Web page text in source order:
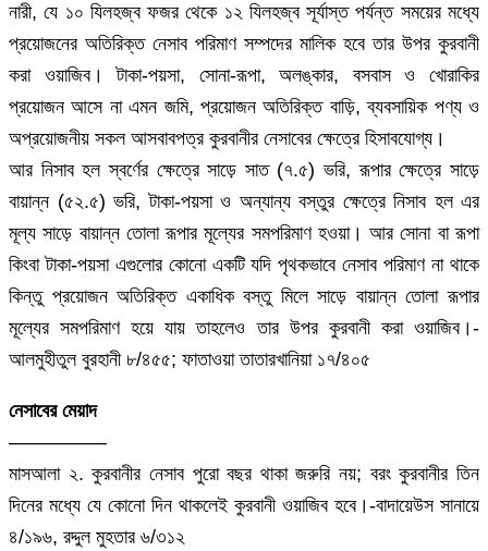
নারী, যে ১০ যিলহজ্ব ফজর থেকে ১২ যিলহজ্ব সূর্যাস্ত পর্যন্ত সময়ের মধ্যে
প্রয়োজনের অতিরিক্ত নেসাব পরিমাণ সম্পদের মালিক হবে তার উপর কুরবানী
করা ওয়াজিব। টাকা-পয়সা, সোনা-রূপা, অলঙ্কার, বসবাস ও খোরাকির
প্রয়োজন আসে না এমন জমি, প্রয়োজন অতিরিক্ত বাড়ি, ব্যবসায়িক পণ্য ও
অপ্রয়োজনীয় সকল আসবাবপত্র কুরবানীর নেসাবের ক্ষেত্রে হিসাবযোগ্য।
আর নিসাব হল স্বর্ণের ক্ষেত্রে সাড়ে সাত (৭.৫) ভরি, রূপার ক্ষেত্রে সাড়ে
বায়ান্ন (৫২.৫) ভরি, টাকা-পয়সা ও অন্যান্য বস্তুর ক্ষেত্রে নিসাব হল এর
মূল্য সাড়ে বায়ান্ন তোলা রূপার মূল্যের সমপরিমাণ হওয়া। আর সোনা বা রূপা
কিংবা টাকা-পয়সা এগুলোর কোনো একটি যদি পৃথকভাবে নেসাব পরিমাণ না থাকে
কিন্তু প্রয়োজন অতিরিক্ত একাধিক বস্তু মিলে সাড়ে বায়ান্ন তোলা রূপার
মূল্যের সমপরিমাণ হয়ে যায় তাহলেও তার উপর কুরবানী করা ওয়াজিব।-
আলমুহীতুল বুরহানী ৮/৪৫৫; ফাতাওয়া তাতারখানিয়া ১৭/৪০৫
নেসাবের মেয়াদ
—————
মাসআলা ২. কুরবানীর নেসাব পুরো বছর থাকা জরুরি নয়; বরং কুরবানীর তিন
দিনের মধ্যে যে কোনো দিন থাকলেই কুরবানী ওয়াজিব হবে।-বাদায়েউস সানায়ে
৪/১৯৬, রদ্দুল মুহতার ৬/৩১২